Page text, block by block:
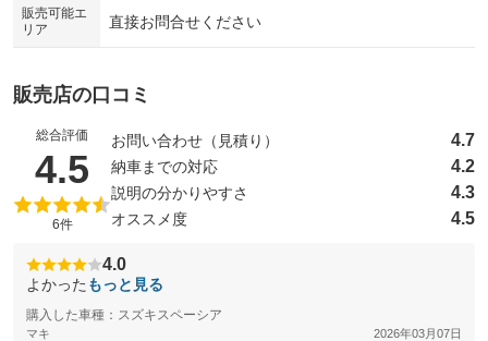
販売可能エ
リア
直接お問合せください
販売店の口コミ
総合評価
4.5 （5点満点中）
6件
お問い合わせ（見積り） 4.7
納車までの対応 4.2
説明の分かりやすさ 4.3
オススメ度 4.5
4.0
よかった もっと見る
購入した車種：スズキスペーシア
マキ 2026年03月07日